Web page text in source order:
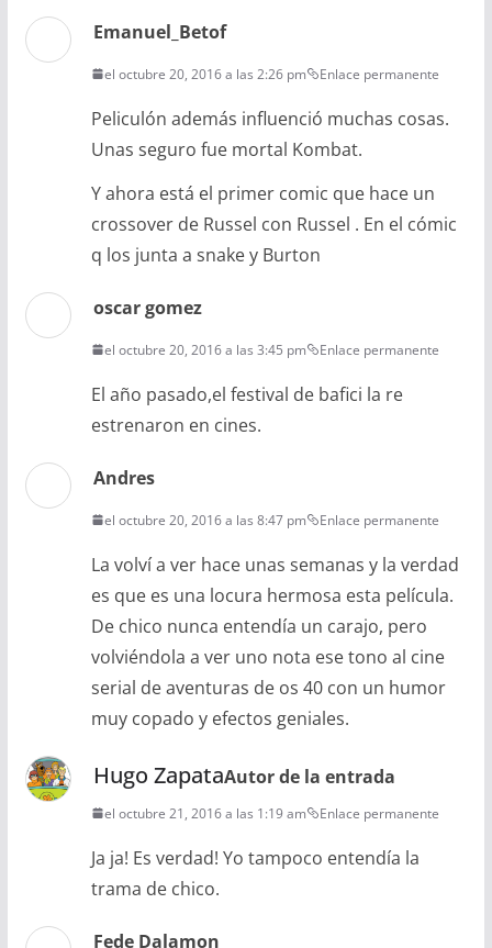
Emanuel_Betof
el octubre 20, 2016 a las 2:26 pm Enlace permanente
Peliculón además influenció muchas cosas.
Unas seguro fue mortal Kombat.
Y ahora está el primer comic que hace un
crossover de Russel con Russel . En el cómic
q los junta a snake y Burton
oscar gomez
el octubre 20, 2016 a las 3:45 pm Enlace permanente
El año pasado,el festival de bafici la re
estrenaron en cines.
Andres
el octubre 20, 2016 a las 8:47 pm Enlace permanente
La volví a ver hace unas semanas y la verdad
es que es una locura hermosa esta película.
De chico nunca entendía un carajo, pero
volviéndola a ver uno nota ese tono al cine
serial de aventuras de os 40 con un humor
muy copado y efectos geniales.
Hugo ZapataAutor de la entrada
el octubre 21, 2016 a las 1:19 am Enlace permanente
Ja ja! Es verdad! Yo tampoco entendía la
trama de chico.
Fede Dalamon